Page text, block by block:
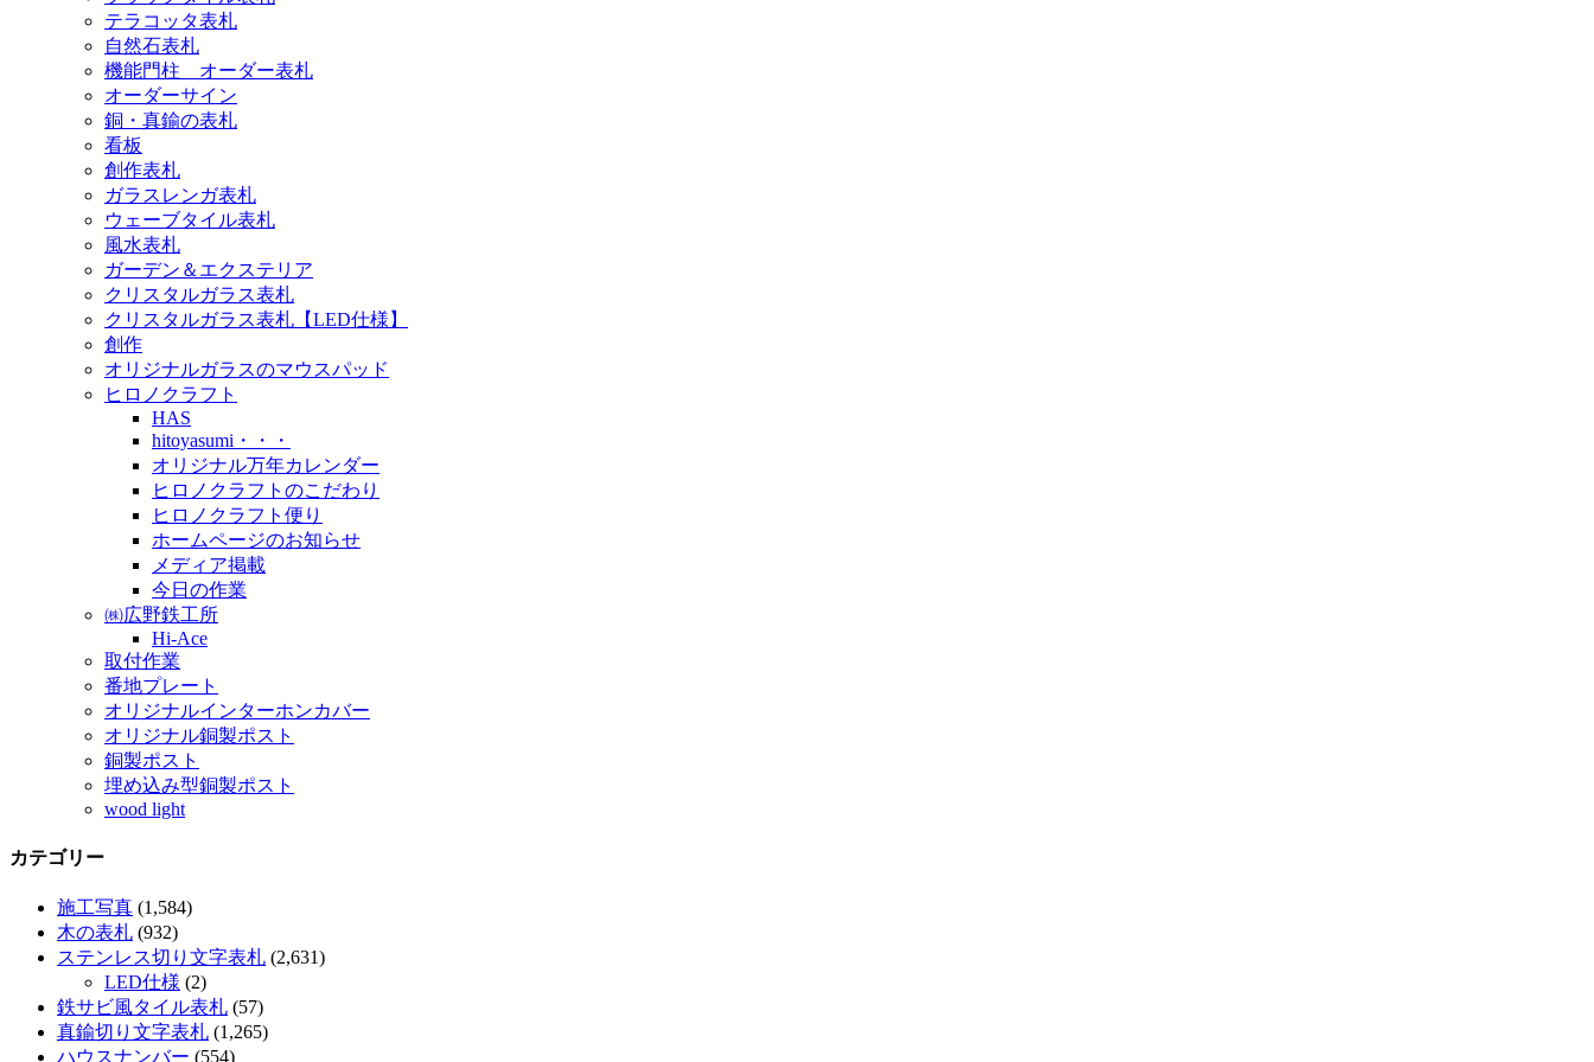
テラコッタ表札
自然石表札
機能門柱 オーダー表札
オーダーサイン
銅・真鍮の表札
看板
創作表札
ガラスレンガ表札
ウェーブタイル表札
風水表札
ガーデン＆エクステリア
クリスタルガラス表札
クリスタルガラス表札【LED仕様】
創作
オリジナルガラスのマウスパッド
ヒロノクラフト
HAS
hitoyasumi・・・
オリジナル万年カレンダー
ヒロノクラフトのこだわり
ヒロノクラフト便り
ホームページのお知らせ
メディア掲載
今日の作業
㈱広野鉄工所
Hi-Ace
取付作業
番地プレート
オリジナルインターホンカバー
オリジナル銅製ポスト
銅製ポスト
埋め込み型銅製ポスト
wood light
カテゴリー
施工写真 (1,584)
木の表札 (932)
ステンレス切り文字表札 (2,631)
LED仕様 (2)
鉄サビ風タイル表札 (57)
真鍮切り文字表札 (1,265)
ハウスナンバー (554)